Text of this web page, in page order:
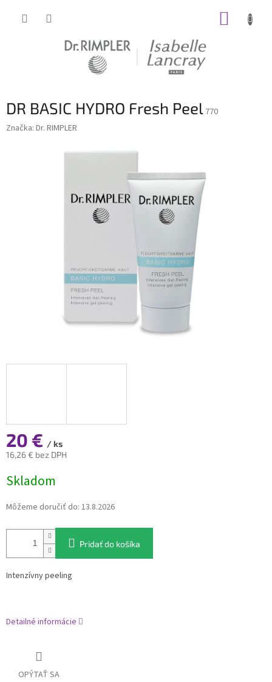
DR BASIC HYDRO Fresh Peel 770
Značka: Dr. RIMPLER
20 € / ks
16,26 € bez DPH
cena:
Skladom
Môžeme doručiť do: 13.8.2026
Pridať do košíka
Intenzívny peeling
Detailné informácie
OPÝTAŤ SA